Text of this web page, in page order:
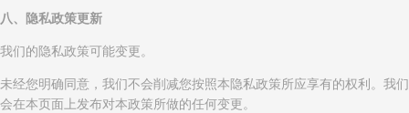
八、隐私政策更新
我们的隐私政策可能变更。
未经您明确同意，我们不会削减您按照本隐私政策所应享有的权利。我们
会在本页面上发布对本政策所做的任何变更。